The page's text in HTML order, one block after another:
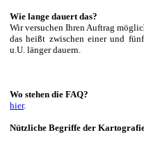
Wie lange dauert das?
Wir versuchen Ihren Auftrag
das heißt zwischen einer und
u.U. länger dauern.
Wo stehen die FAQ?
hier.
Nützliche Begriffe der